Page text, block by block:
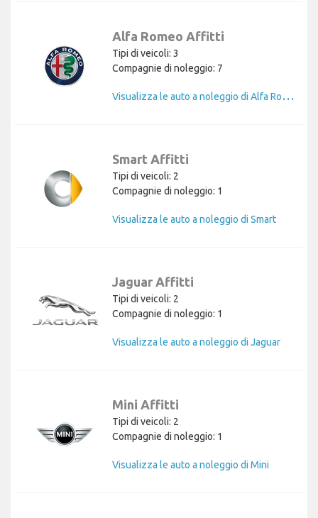
Alfa Romeo Affitti
Tipi di veicoli: 3
Compagnie di noleggio: 7
V
isualizza le auto a noleggio di Alfa Romeo
Smart Affitti
Tipi di veicoli: 2
Compagnie di noleggio: 1
Visualizza le auto a noleggio di Smart
Jaguar Affitti
Tipi di veicoli: 2
Compagnie di noleggio: 1
Visualizza le auto a noleggio di Jaguar
Mini Affitti
Tipi di veicoli: 2
Compagnie di noleggio: 1
Visualizza le auto a noleggio di Mini